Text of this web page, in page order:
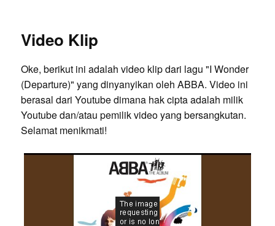
Video Klip
Oke, berikut ini adalah video klip dari lagu "I Wonder
(Departure)" yang dinyanyikan oleh ABBA. Video ini
berasal dari Youtube dimana hak cipta adalah milik
Youtube dan/atau pemilik video yang bersangkutan.
Selamat menikmati!